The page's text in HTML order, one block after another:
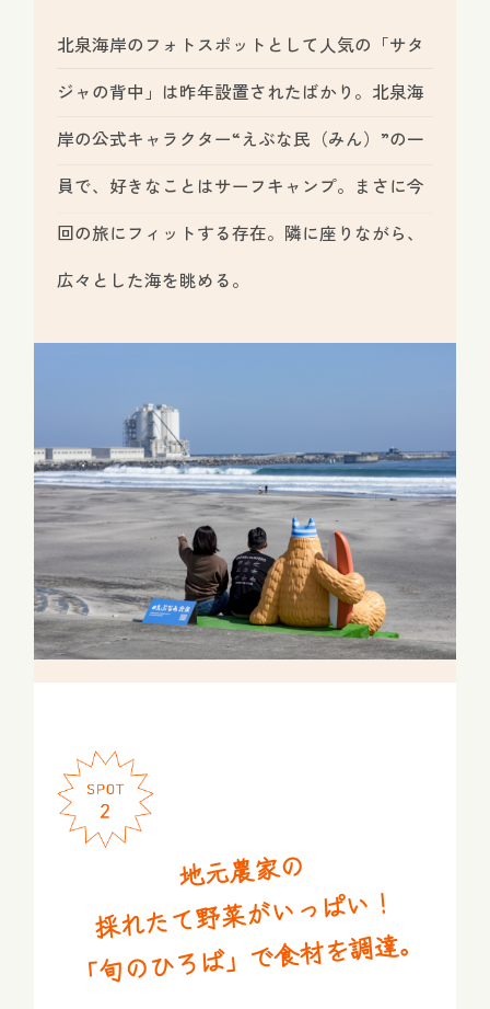
北泉海岸のフォトスポットとして人気の「サタ
ジャの背中」は昨年設置されたばかり。北泉海
岸の公式キャラクター“えぶな民（みん）”の一
員で、好きなことはサーフキャンプ。まさに今
回の旅にフィットする存在。隣に座りながら、
広々とした海を眺める。
地元農家の
採れたて野菜がいっぱい！
「旬のひろば」で食材を調達。